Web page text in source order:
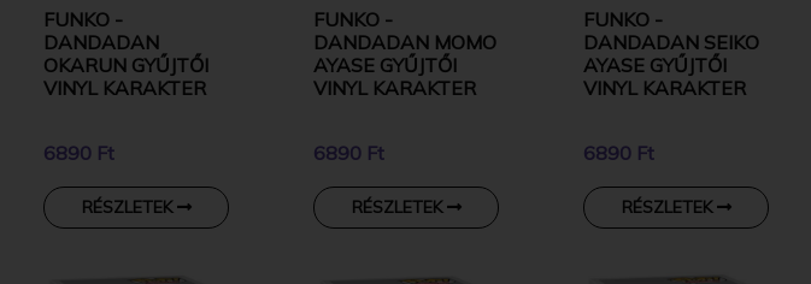
FUNKO -
DANDADAN
OKARUN GYŰJTŐI
VINYL KARAKTER
6890 Ft
RÉSZLETEK
FUNKO -
DANDADAN MOMO
AYASE GYŰJTŐI
VINYL KARAKTER
6890 Ft
RÉSZLETEK
FUNKO -
DANDADAN SEIKO
AYASE GYŰJTŐI
VINYL KARAKTER
6890 Ft
RÉSZLETEK